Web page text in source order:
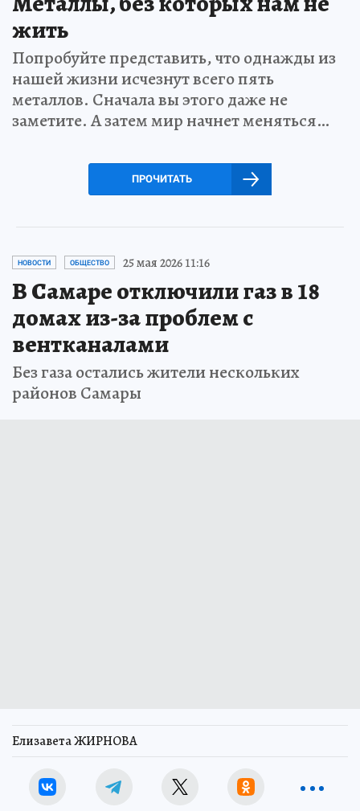
жить
Попробуйте представить, что однажды из
нашей жизни исчезнут всего пять
металлов. Сначала вы этого даже не
заметите. А затем мир начнет меняться…
ПРОЧИТАТЬ
НОВОСТИ ОБЩЕСТВО 25 мая 2026 11:16
В Самаре отключили газ в 18
домах из-за проблем с
вентканалами
Без газа остались жители нескольких
районов Самары
Елизавета ЖИРНОВА